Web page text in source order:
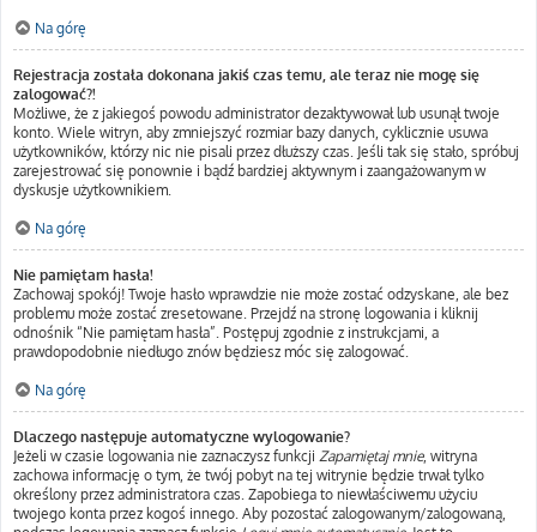
Na górę
Rejestracja została dokonana jakiś czas temu, ale teraz nie mogę się
zalogować?!
Możliwe, że z jakiegoś powodu administrator dezaktywował lub usunął twoje
konto. Wiele witryn, aby zmniejszyć rozmiar bazy danych, cyklicznie usuwa
użytkowników, którzy nic nie pisali przez dłuższy czas. Jeśli tak się stało, spróbuj
zarejestrować się ponownie i bądź bardziej aktywnym i zaangażowanym w
dyskusje użytkownikiem.
Na górę
Nie pamiętam hasła!
Zachowaj spokój! Twoje hasło wprawdzie nie może zostać odzyskane, ale bez
problemu może zostać zresetowane. Przejdź na stronę logowania i kliknij
odnośnik “Nie pamiętam hasła”. Postępuj zgodnie z instrukcjami, a
prawdopodobnie niedługo znów będziesz móc się zalogować.
Na górę
Dlaczego następuje automatyczne wylogowanie?
Jeżeli w czasie logowania nie zaznaczysz funkcji Zapamiętaj mnie, witryna
zachowa informację o tym, że twój pobyt na tej witrynie będzie trwał tylko
określony przez administratora czas. Zapobiega to niewłaściwemu użyciu
twojego konta przez kogoś innego. Aby pozostać zalogowanym/zalogowaną,